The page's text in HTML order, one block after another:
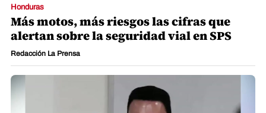
Honduras
Más motos, más riesgos las cifras que
alertan sobre la seguridad vial en SPS
Redacción La Prensa